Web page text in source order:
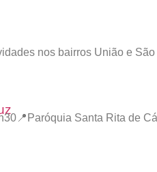
nos bairros União e
Santa Rita de